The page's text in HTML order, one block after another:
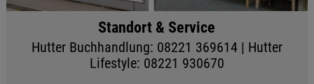
Standort & Service
Hutter Buchhandlung: 08221 369614 | Hutter
Lifestyle: 08221 930670